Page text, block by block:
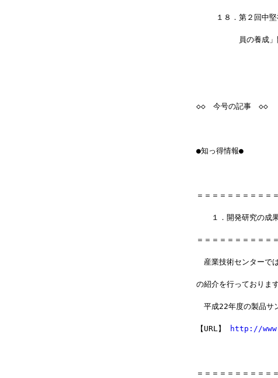
１８．第２回中堅社
員の養成」開催　
◇◇　今号の記事　◇◇
●知っ得情報●
＝＝＝＝＝＝＝＝＝＝
１．開発研究の成果
＝＝＝＝＝＝＝＝＝＝
産業技術センターで
の紹介を行っておりま
平成22年度の製品サ
【URL】 http://
＝＝＝＝＝＝＝＝＝＝